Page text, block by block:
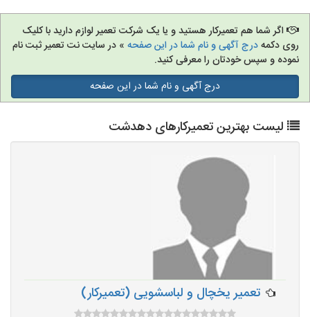
اگر شما هم تعمیرکار هستید و یا یک شرکت تعمیر لوازم دارید با کلیک
روی دکمهدرج آگهی و نام شما در این صفحه » در سایت نت تعمیر ثبت نام
نموده و سپس خودتان را معرفی کنید.
درج آگهی و نام شما در این صفحه
لیست بهترین تعمیرکارهای دهدشت
تعمیر یخچال و لباسشویی (تعمیرکار)